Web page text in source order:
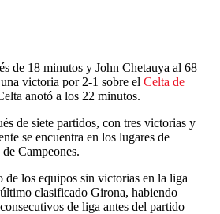
de 18 minutos y John Chetauya al 68
victoria por 2-1 sobre el Celta de
anotó a los 22 minutos.
de siete partidos, con tres victorias y
se encuentra en los lugares de
Campeones.
de los equipos sin victorias en la liga
clasificado Girona, habiendo
de liga antes del partido